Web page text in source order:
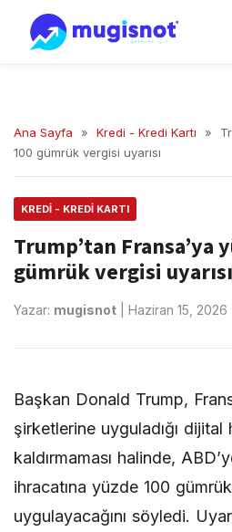
Ana Sayfa » Kredi - Kredi Kartı »
100 gümrük vergisi uyarısı
KREDI - KREDI KARTI
Trump’tan Fransa’ya
gümrük vergisi uyarısı
Yazar: mugisnot Haziran 15, 2026
Başkan Donald Trump,
şirketlerine uyguladığı
kaldırmaması halinde,
ihracatına yüzde 100
uygulayacağını söyledi.